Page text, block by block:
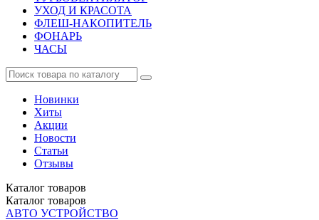
УХОД И КРАСОТА
ФЛЕШ-НАКОПИТЕЛЬ
ФОНАРЬ
ЧАСЫ
Новинки
Хиты
Акции
Новости
Статьи
Отзывы
Каталог товаров
Каталог товаров
АВТО УСТРОЙСТВО